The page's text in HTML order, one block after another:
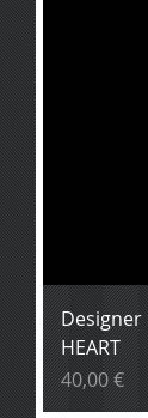
Designer
HEART
Prix
40,00 €